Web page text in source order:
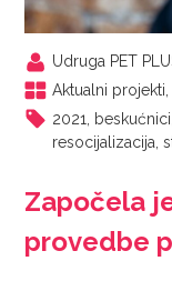
Udruga PET
Aktualni projekti
2021
beskućnici
resocijalizacija ,
Započela
provedbe